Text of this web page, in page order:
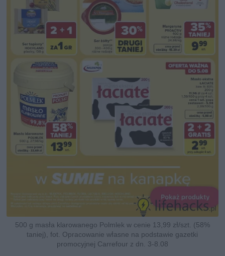
500 g masła klarowanego Polmlek w cenie 13,99 zł/szt. (58%
taniej), fot. Opracowanie własne na podstawie gazetki
promocyjnej Carrefour z dn. 3-8.08